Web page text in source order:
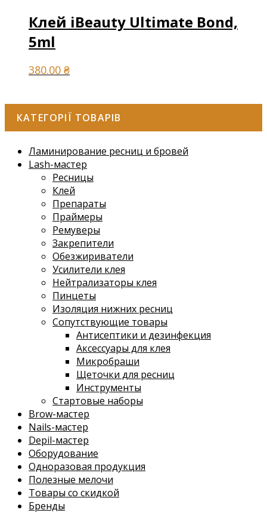
Клей iBeauty Ultimate Bond,
5ml
380.00 ₴
КАТЕГОРІЇ ТОВАРІВ
Ламинирование ресниц и бровей
Lash-мастер
Ресницы
Клей
Препараты
Праймеры
Ремуверы
Закрепители
Обезжириватели
Усилители клея
Нейтрализаторы клея
Пинцеты
Изоляция нижних ресниц
Сопутствующие товары
Антисептики и дезинфекция
Аксессуары для клея
Микробраши
Щеточки для ресниц
Инструменты
Стартовые наборы
Brow-мастер
Nails-мастер
Depil-мастер
Оборудование
Одноразовая продукция
Полезные мелочи
Товары со скидкой
Бренды